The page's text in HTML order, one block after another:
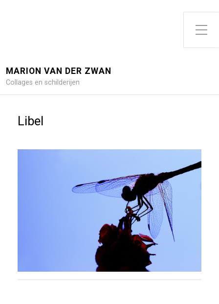
Toggle
MARION VAN DER ZWAN
Collages en schilderijen
Libel